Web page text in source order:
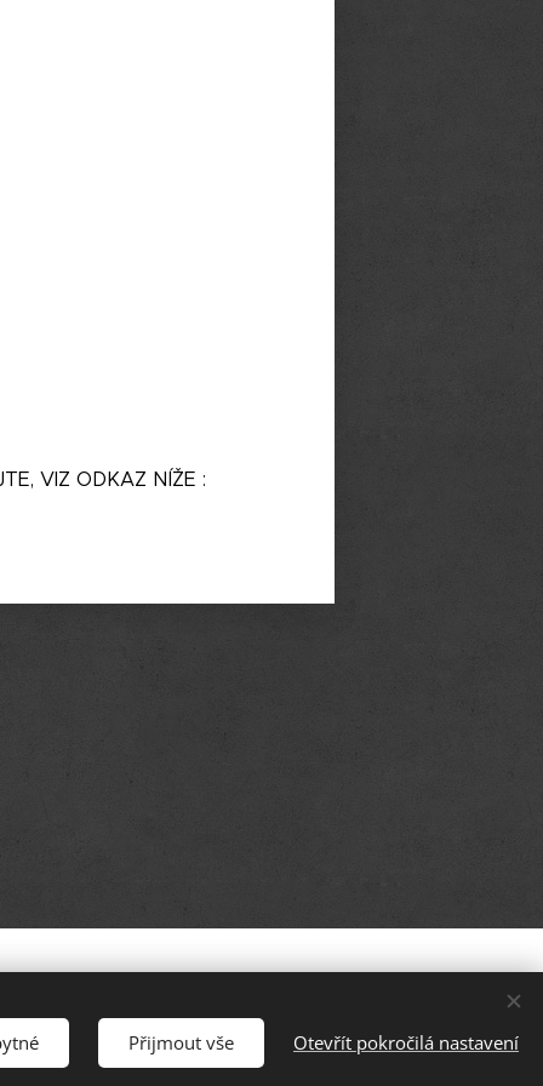
VIZ ODKAZ NÍŽE :
+420 702 158 327
práv. RESPEKTUJTE.
Přijmout vše Otevřít pokročilá nastavení